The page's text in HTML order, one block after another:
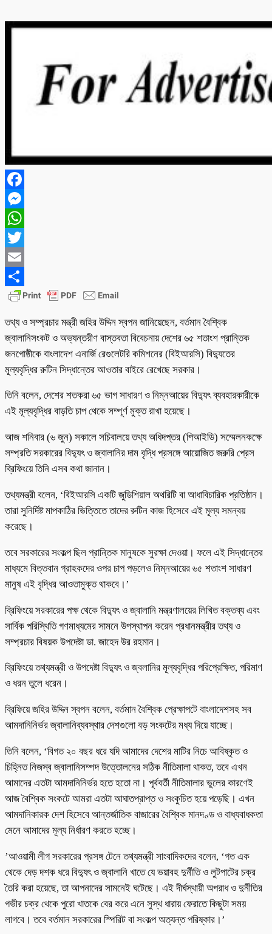
Facebook
Messenger
WhatsApp
Twitter
Email
Share
তথ্য ও সম্প্রচার মন্ত্রী জহির উদ্দিন স্বপন জানিয়েছেন, বর্তমান বৈশ্বিক
জ্বালানিসংকট ও অভ্যন্তরীণ বাস্তবতা বিবেচনায় দেশের ৬৫ শতাংশ প্রান্তিক
জনগোষ্ঠীকে বাংলাদেশ এনার্জি রেগুলেটরি কমিশনের (বিইআরসি) বিদ্যুতের
মূল্যবৃদ্ধির রুটিন সিদ্ধান্তের আওতার বাইরে রেখেছে সরকার।
তিনি বলেন, দেশের শতকরা ৬৫ ভাগ সাধারণ ও নিম্নআয়ের বিদ্যুৎ ব্যবহারকারীকে
এই মূল্যবৃদ্ধির বাড়তি চাপ থেকে সম্পূর্ণ মুক্ত রাখা হয়েছে।
আজ শনিবার (৬ জুন) সকালে সচিবালয়ে তথ্য অধিদপ্তর (পিআইডি) সম্মেলনকক্ষে
সম্প্রতি সরকারের বিদ্যুৎ ও জ্বালানির দাম বৃদ্ধি প্রসঙ্গে আয়োজিত জরুরি প্রেস
ব্রিফিংয়ে তিনি এসব কথা জানান।
তথ্যমন্ত্রী বলেন, ‘বিইআরসি একটি জুডিশিয়াল অথরিটি বা আধাবিচারিক প্রতিষ্ঠান।
তারা সুনির্দিষ্ট মাপকাঠির ভিত্তিতে তাদের রুটিন কাজ হিসেবে এই মূল্য সমন্বয়
করেছে।
তবে সরকারের সংকল্প ছিল প্রান্তিক মানুষকে সুরক্ষা দেওয়া। ফলে এই সিদ্ধান্তের
মাধ্যমে বিত্তবান গ্রাহকদের ওপর চাপ পড়লেও নিম্নআয়ের ৬৫ শতাংশ সাধারণ
মানুষ এই বৃদ্ধির আওতামুক্ত থাকবে।’
ব্রিফিংয়ে সরকারের পক্ষ থেকে বিদ্যুৎ ও জ্বালানি মন্ত্রণালয়ের লিখিত বক্তব্য এবং
সার্বিক পরিস্থিতি গণমাধ্যমের সামনে উপস্থাপন করেন প্রধানমন্ত্রীর তথ্য ও
সম্প্রচার বিষয়ক উপদেষ্টা ডা. জাহেদ উর রহমান।
ব্রিফিংয়ে তথ্যমন্ত্রী ও উপদেষ্টা বিদ্যুৎ ও জ্বলানির মূল্যবৃদ্ধির পরিপ্রেক্ষিত, পরিমাণ
ও ধরন তুলে ধরেন।
ব্রিফিয়ে জহির উদ্দিন স্বপন বলেন, বর্তমান বৈশ্বিক প্রেক্ষাপটে বাংলাদেশসহ সব
আমদানিনির্ভর জ্বালানিব্যবস্থার দেশগুলো বড় সংকটের মধ্য দিয়ে যাচ্ছে।
তিনি বলেন, ‘বিগত ২০ বছর ধরে যদি আমাদের দেশের মাটির নিচে আবিষ্কৃত ও
চিহ্নিত নিজস্ব জ্বালানিসম্পদ উত্তোলনের সঠিক নীতিমালা থাকত, তবে এখন
আমাদের এতটা আমদানিনির্ভর হতে হতো না। পূর্ববর্তী নীতিমালার ভুলের কারণেই
আজ বৈশ্বিক সংকটে আমরা এতটা আঘাতপ্রাপ্ত ও সংকুচিত হয়ে পড়েছি। এখন
আমদানিকারক দেশ হিসেবে আন্তর্জাতিক বাজারের বৈশ্বিক মানদণ্ড ও বাধ্যবাধকতা
মেনে আমাদের মূল্য নির্ধারণ করতে হচ্ছে।
’আওয়ামী লীগ সরকারের প্রসঙ্গ টেনে তথ্যমন্ত্রী সাংবাদিকদের বলেন, ‘গত এক
থেকে দেড় দশক ধরে বিদ্যুৎ ও জ্বালানি খাতে যে ভয়াবহ দুর্নীতি ও লুটপাটের চক্র
তৈরি করা হয়েছে, তা আপনাদের সামনেই ঘটেছে। এই দীর্ঘস্থায়ী অপরাধ ও দুর্নীতির
গভীর চক্র থেকে পুরো খাতকে বের করে এনে সুস্থ ধারায় ফেরাতে কিছুটা সময়
লাগবে। তবে বর্তমান সরকারের স্পিরিট বা সংকল্প অত্যন্ত পরিষ্কার।’